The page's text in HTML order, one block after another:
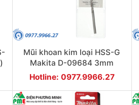
Mũi khoan kim loại HSS-G
Makita D-09684 3mm
Hotline: 0977.9966.27